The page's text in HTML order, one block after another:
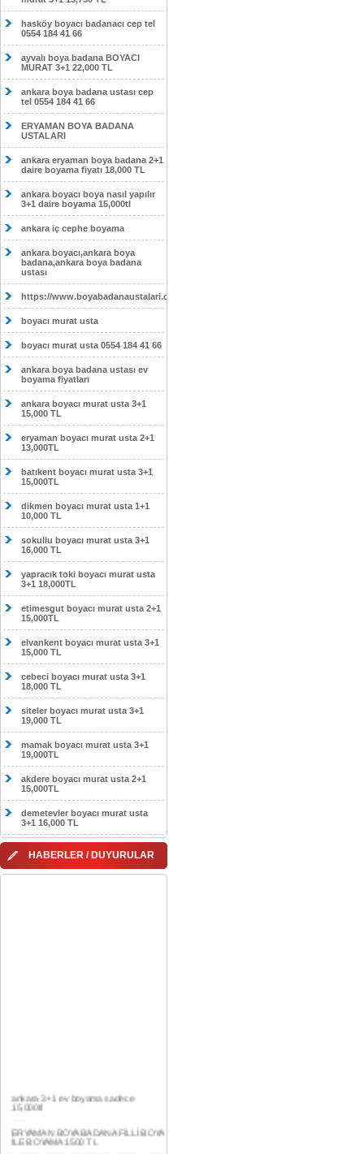
hasköy boyacı badanacı cep tel
0554 184 41 66
ayvalı boya badana BOYACI
MURAT 3+1 22,000 TL
ankara boya badana ustası cep
tel 0554 184 41 66
ERYAMAN BOYA BADANA
USTALARI
ankara eryaman boya badana 2+1
daire boyama fiyatı 18,000 TL
ankara boyacı boya nasıl yapılır
3+1 daire boyama 15,000tl
ankara iç cephe boyama
ankara boyacı,ankara boya
badana,ankara boya badana
ustası
https://www.boyabadanaustalari.com/
boyacı murat usta
boyacı murat usta 0554 184 41 66
ankara boya badana ustası ev
boyama fiyatları
ankara boyacı murat usta 3+1
15,000 TL
eryaman boyacı murat usta 2+1
13,000TL
batıkent boyacı murat usta 3+1
15,000TL
dikmen boyacı murat usta 1+1
10,000 TL
sokullu boyacı murat usta 3+1
16,000 TL
yapracık toki boyacı murat usta
3+1 18,000TL
etimesgut boyacı murat usta 2+1
15,000TL
elvankent boyacı murat usta 3+1
15,000 TL
cebeci boyacı murat usta 3+1
18,000 TL
siteler boyacı murat usta 3+1
19,000 TL
mamak boyacı murat usta 3+1
19,000TL
akdere boyacı murat usta 2+1
15,000TL
demetevler boyacı murat usta
3+1 16,000 TL
HABERLER / DUYURULAR
ERYAMAN BOYA BADANA FİLLİ BOYA
İLE BOYAMA 1500 TL
filli boya marshall boya dyo boya ile
komple daireleriniz herşey dahil 1500